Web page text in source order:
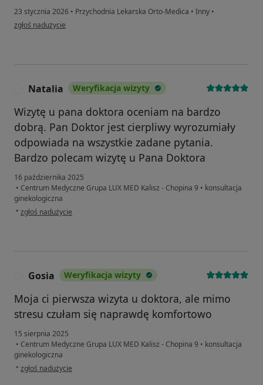
23 stycznia 2026 • Przychodnia Lekarska Orto-Medica • Inny •
w opinii użytkownika Alicja Marcinkowska
zgłoś nadużycie
Natalia Weryfikacja wizyty
Wizytę u pana doktora oceniam na bardzo
dobrą. Pan Doktor jest cierpliwy wyrozumiały
odpowiada na wszystkie zadane pytania.
Bardzo polecam wizytę u Pana Doktora
16 października 2025
• Centrum Medyczne Grupa LUX MED Kalisz - Chopina 9 • konsultacja
ginekologiczna
• w opinii użytkownika Natalia
zgłoś nadużycie
Gosia Weryfikacja wizyty
Moja ci pierwsza wizyta u doktora, ale mimo
stresu czułam się naprawdę komfortowo
15 sierpnia 2025
• Centrum Medyczne Grupa LUX MED Kalisz - Chopina 9 • konsultacja
ginekologiczna
• w opinii użytkownika Gosia
zgłoś nadużycie